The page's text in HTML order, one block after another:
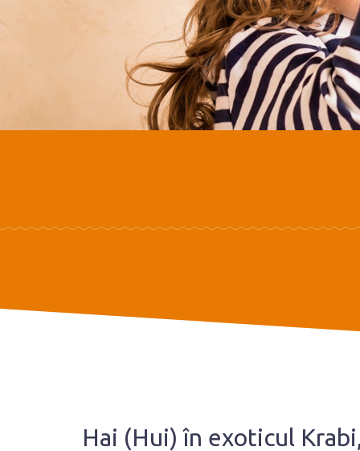
Hai (Hui) în exoticul